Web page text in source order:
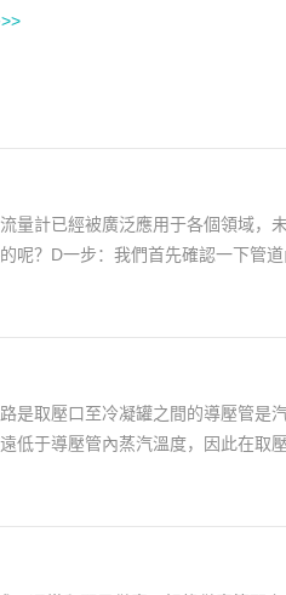
量計已經被廣泛應用于各個領域，
呢？D一步：我們首先確認一下管
是取壓口至冷凝罐之間的導壓管是
低于導壓管內蒸汽溫度，因此在取